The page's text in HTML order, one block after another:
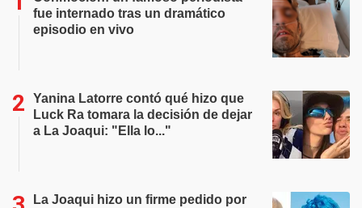
fue internado tras un dramático
episodio en vivo
Yanina Latorre contó qué hizo que
Luck Ra tomara la decisión de dejar
a La Joaqui: "Ella lo..."
La Joaqui hizo un firme pedido por